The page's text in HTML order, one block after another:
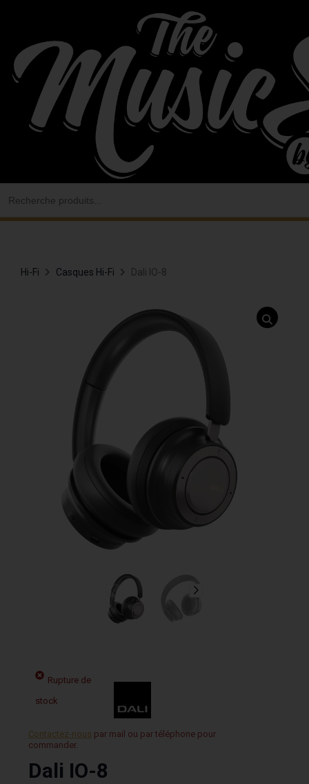
contenu
Hi-Fi Casques Hi-Fi Dali IO-8
Rupture de
stock
Contactez-nous par mail ou par téléphone pour
commander.
Dali IO-8